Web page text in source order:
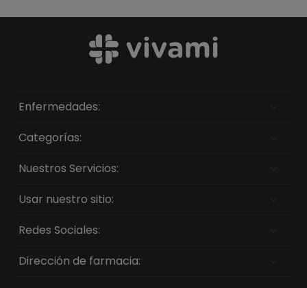
Enfermedades:
Categorías:
Nuestros Servicios:
Usar nuestro sitio:
Redes Sociales:
Dirección de farmacia: